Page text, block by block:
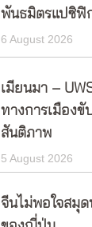
พันธมิตรแปซิฟิ
6 August 2026
เมียนมา –
ทางการเมืองขั
สันติภาพ
5 August 2026
จีนไม่พอใจสมุ